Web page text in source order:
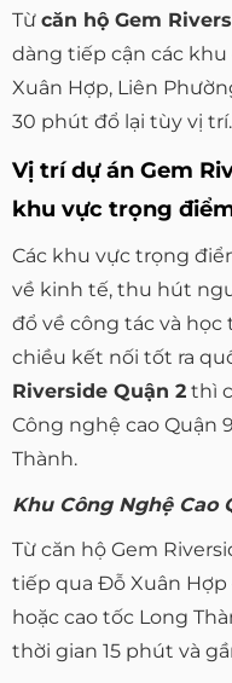
Từ căn hộ Gem
dàng tiếp cận các
Xuân Hợp, Liên
30 phút đổ lại tùy vị trí.
Vị trí dự án Gem
khu vực trọng
Các khu vực trọng
về kinh tế, thu hút
đổ về công tác và học
chiều kết nối tốt ra
Riverside Quận 2 thì
Công nghệ cao Quận
Thành.
Khu Công Nghệ Cao
Từ căn hộ Gem
tiếp qua Đỗ Xuân Hợp
hoặc cao tốc Long
thời gian 15 phút và